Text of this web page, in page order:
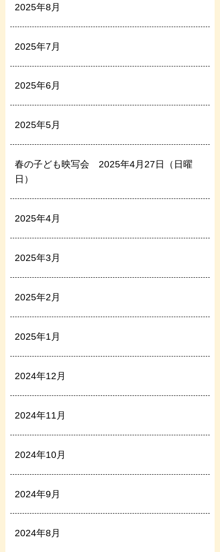
2025年8月
2025年7月
2025年6月
2025年5月
春の子ども映写会 2025年4月27日（日曜
日）
2025年4月
2025年3月
2025年2月
2025年1月
2024年12月
2024年11月
2024年10月
2024年9月
2024年8月